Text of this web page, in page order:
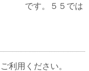
です。５５では
利用ください。